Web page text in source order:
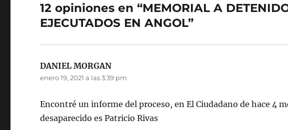
12 opiniones en “MEMORIAL A
EJECUTADOS EN ANGOL”
DANIEL MORGAN
enero 19, 2021 a las 3:39 pm
Encontré un informe del proceso, en El Ciudadano de hace 4
desaparecido es Patricio Rivas